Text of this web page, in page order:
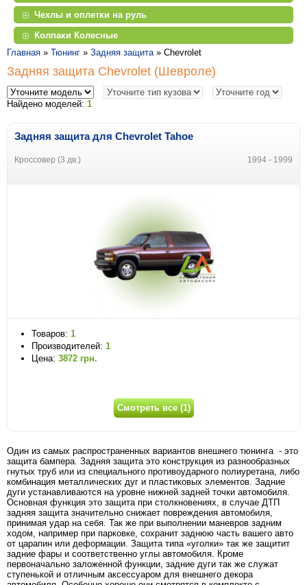
Чехлы и оплетки на руль
Колпаки Колесные
Главная » Тюнинг » Задняя защита » Chevrolet
Задняя защита Chevrolet (Шевроле)
Найдено моделей: 1
Задняя защита для Chevrolet Tahoe
Кроссовер (3 дв.) 1994 - 1999
Товаров: 1
Производителей: 1
Цена: 3872 грн.
Смотреть все (1)
Один из самых распространенных вариантов внешнего тюнинга - это
защита бампера. Задняя защита это конструкция из разнообразных
гнутых труб или из специального противоударного полиуретана, либо
комбинация металлических дуг и пластиковых элементов. Задние
дуги устанавливаются на уровне нижней задней точки автомобиля.
Основная функция это защита при столкновениях, в случае ДТП
задняя защита значительно снижает повреждения автомобиля,
принимая удар на себя. Так же при выполнении маневров задним
ходом, например при парковке, сохранит заднюю часть вашего авто
от царапин или деформации. Защита типа «уголки» так же защитит
задние фары и соответственно углы автомобиля. Кроме
первоначально заложенной функции, задние дуги так же служат
ступенькой и отличным аксессуаром для внешнего декора